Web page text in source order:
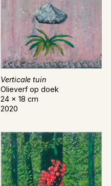
Verticale tuin
Olieverf op doek
24 x 18 cm
2020